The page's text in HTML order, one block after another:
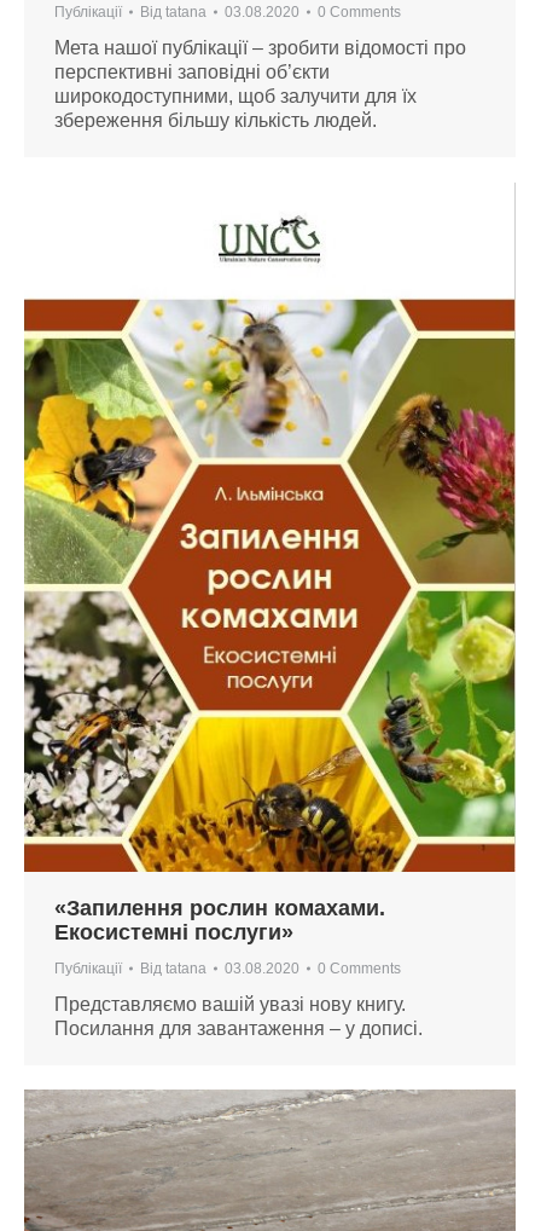
Публікації Від tatana 03.08.2020 0 Comments
Мета нашої публікації – зробити відомості про
перспективні заповідні об’єкти
широкодоступними, щоб залучити для їх
збереження більшу кількість людей.
«Запилення рослин комахами.
Екосистемні послуги»
Публікації Від tatana 03.08.2020 0 Comments
Представляємо вашій увазі нову книгу.
Посилання для завантаження – у дописі.